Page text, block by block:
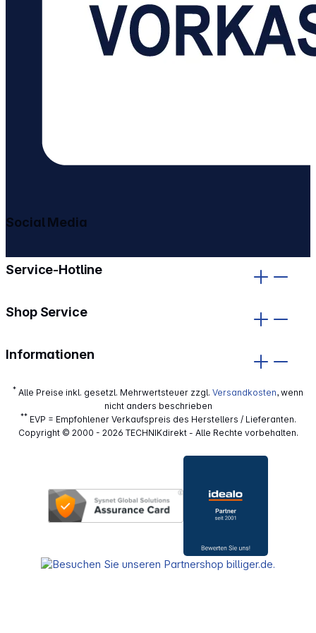
Service-Hotline
Shop Service
Informationen
Social Media
* Alle Preise inkl. gesetzl. Mehrwertsteuer zzgl. Versandkosten, wenn
nicht anders beschrieben
**EVP = Empfohlener Verkaufspreis des Herstellers / Lieferanten.
Copyright © 2000 - 2026 TECHNIKdirekt - Alle Rechte vorbehalten.